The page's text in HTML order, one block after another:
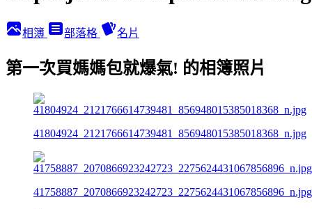
相簿 部落格 名片
第一次買媽媽包就爆氣! 的相簿照片
41804924_2121766614739481_856948015385018368_n.jpg
41758887_2070866923242723_2275624431067856896_n.jpg